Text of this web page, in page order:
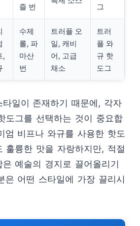
즐 번 그
,
수제
롤, 파
마산
번
트러플 오
일, 캐비
어, 고급
채소
트러
플 와
규 핫
도그
일이 존재하기 때문에, 각자
도그를 선택하는 것이 중요합
엄 비프나 와규를 사용한 핫도
훌륭한 맛을 자랑하지만, 적절
예술의 경지로 끌어올리기
은 어떤 스타일에 가장 끌리시